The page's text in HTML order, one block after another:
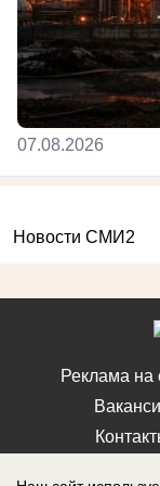
07.08.2026
Новости СМИ2
Реклама на